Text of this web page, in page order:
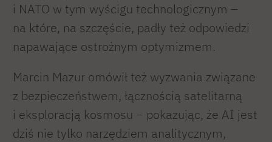
i NATO w tym wyścigu technologicznym –
na które, na szczęście, padły też odpowiedzi
napawające ostrożnym optymizmem.
Marcin Mazur omówił też wyzwania związane
z bezpieczeństwem, łącznością satelitarną
i eksploracją kosmosu – pokazując, że AI jest
dziś nie tylko narzędziem analitycznym,